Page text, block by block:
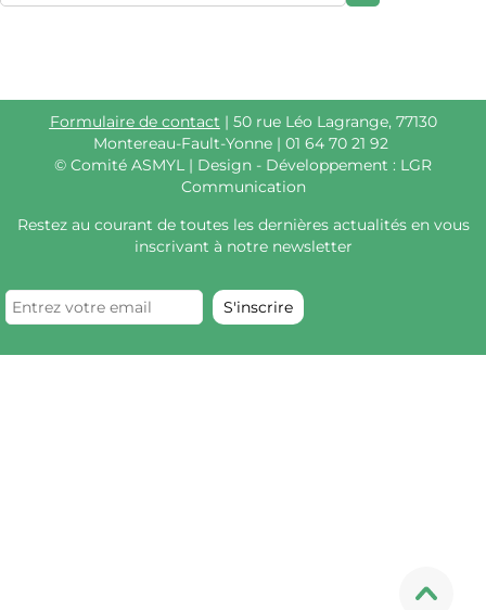
Formulaire de contact | 50 rue Léo Lagrange, 77130
Montereau-Fault-Yonne | 01 64 70 21 92
© Comité ASMYL | Design - Développement : LGR
Communication
Restez au courant de toutes les dernières actualités en vous
inscrivant à notre newsletter